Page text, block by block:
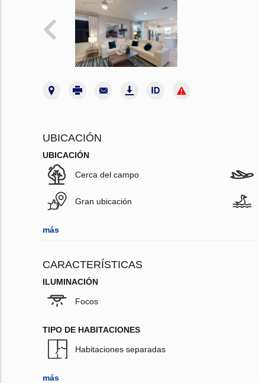
UBICACIÓN
UBICACIÓN
Cerca del campo
Gran ubicación
más
CARACTERÍSTICAS
ILUMINACIÓN
Focos
TIPO DE HABITACIONES
Habitaciones separadas
más